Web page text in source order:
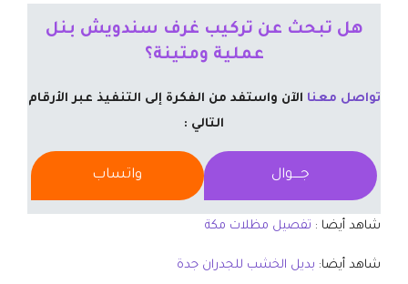
هل تبحث عن تركيب غرف سندويش بنل
عملية ومتينة؟
تواصل معنا الآن واستفد من الفكرة إلى التنفيذ عبر الأرقام
التالي :
جــــوال واتساب
شاهد أيضا : تفصيل مظلات مكة
شاهد أيضا: بديل الخشب للجدران جدة